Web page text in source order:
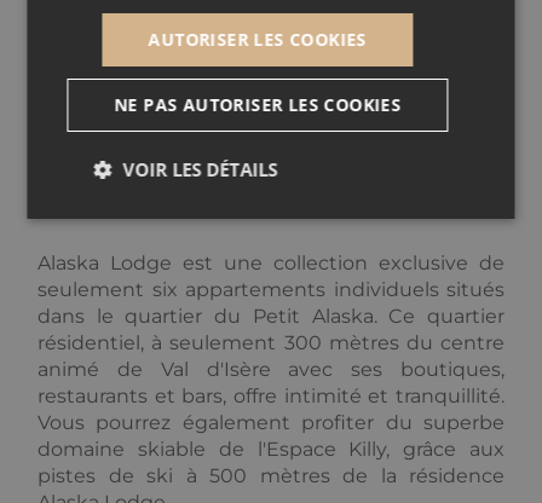
Le charme du village, le ski grandeur nature, le
grand domaine Espace Killy... Bienvenue à Val
d'exception ! Alpine Lodges vous présente le
programme immobilier Alaska Lodge.
Alaska Lodge est une collection exclusive de
seulement six appartements individuels situés
dans le quartier du Petit Alaska. Ce quartier
résidentiel, à seulement 300 mètres du centre
animé de Val d'Isère avec ses boutiques,
restaurants et bars, offre intimité et tranquillité.
Vous pourrez également profiter du superbe
domaine skiable de l'Espace Killy, grâce aux
pistes de ski à 500 mètres de la résidence
AUTORISER LES COOKIES
NE PAS AUTORISER LES COOKIES
VOIR LES DÉTAILS
Nécessaire Performance
Ciblage
Fonctionnalité
Non classé
Cookies nécessaires au fonctionnement du site
internet.
Fournisseur /
Domaine
Expiration
_GRECAPTCHA
Google LLC
www.google.com
5 mois 3
semaines
Google